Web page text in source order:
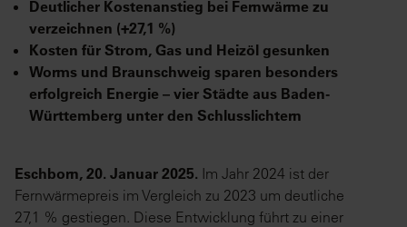
Deutlicher Kostenanstieg bei Fernwärme zu
verzeichnen (+27,1 %)
Kosten für Strom, Gas und Heizöl gesunken
Worms und Braunschweig sparen besonders
erfolgreich Energie – vier Städte aus Baden-
Württemberg unter den Schlusslichtern
Eschborn, 20. Januar 2025. Im Jahr 2024 ist der
Fernwärmepreis im Vergleich zu 2023 um deutliche
27,1 % gestiegen. Diese Entwicklung führt zu einer